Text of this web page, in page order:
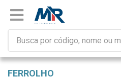
FERROLHO